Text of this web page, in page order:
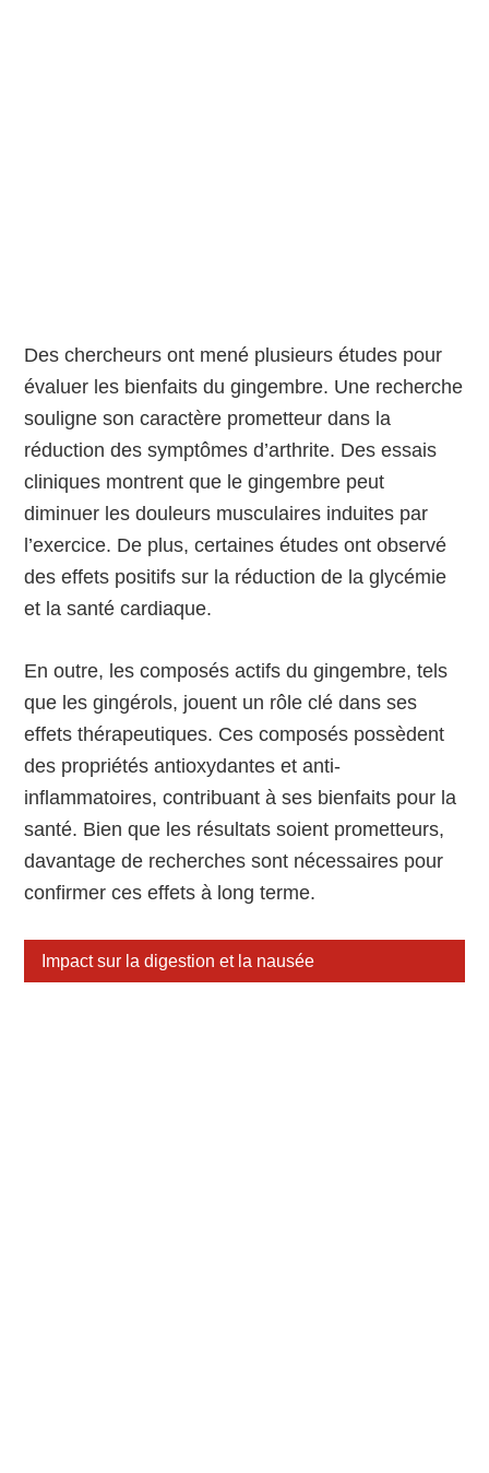
Des chercheurs ont mené plusieurs études pour
évaluer les bienfaits du gingembre. Une recherche
souligne son caractère prometteur dans la
réduction des symptômes d’arthrite. Des essais
cliniques montrent que le gingembre peut
diminuer les douleurs musculaires induites par
l’exercice. De plus, certaines études ont observé
des effets positifs sur la réduction de la glycémie
et la santé cardiaque.
En outre, les composés actifs du gingembre, tels
que les gingérols, jouent un rôle clé dans ses
effets thérapeutiques. Ces composés possèdent
des propriétés antioxydantes et anti-
inflammatoires, contribuant à ses bienfaits pour la
santé. Bien que les résultats soient prometteurs,
davantage de recherches sont nécessaires pour
confirmer ces effets à long terme.
Impact sur la digestion et la nausée